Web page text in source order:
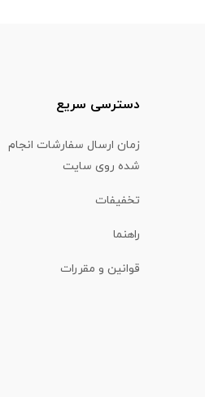
دسترسی سریع
زمان ارسال سفارشات انجام
شده روی سایت
تخفیفات
راهنما
قوانین و مقررات